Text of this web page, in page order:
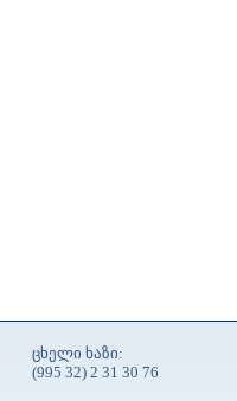
ცხელი ხაზი:
(995 32) 2 31 30 76